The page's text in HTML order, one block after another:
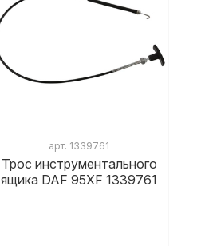
арт. 1339761
Трос инструментального
ящика DAF 95XF 1339761